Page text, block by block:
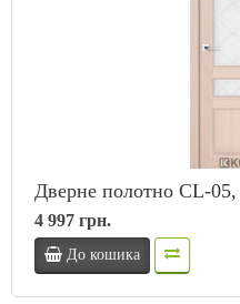
Дверне полотно CL-
4 997 грн.
До кошика